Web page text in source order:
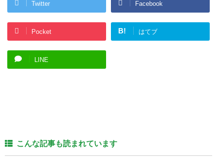
Twitter Facebook
Pocket B! はてブ
LINE
こんな記事も読まれています